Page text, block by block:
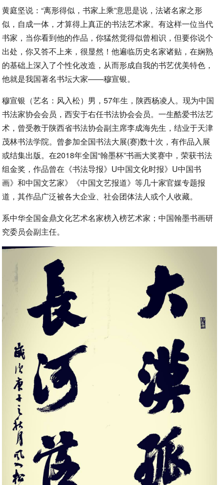
黄庭坚说：“离形得似，书家上乘”意思是说，法诸名家之形
似，自成一体，才算得上真正的书法艺术家。有这样一位当代
书家，当你看到他的作品，你猛然觉得似曾相识，但要你说个
出处，你又答不上来，很显然！他遍临历史名家诸贴，在娴熟
的基础上深入了个性化改造，从而形成自我的书艺优美特色，
他就是我国著名书坛大家——穆宣银。
穆宣银（艺名：风入松）男，57年生，陕西杨凌人。现为中国
书法家协会会员，西安于右任书法协会会员。一生酷爱书法艺
术，曾受教于陕西省书法协会副主席李成海先生，结业于天津
茂林书法学院。曾参加全国书法大展(赛)数十次，有作品入展
或结集出版。在2018年全国“翰墨杯”书画大奖赛中，荣获书法
组金奖，作品曾在《书法导报》U中国文化时报》U中国书
画》和中国文艺家》《中国文艺报道》等几十家官媒专题报
道，其作品广泛被各大企业、社会团体法人或个人收藏。
系中华全国金鼎文化艺术名家榜入榜艺术家；中国翰墨书画研
究委员会副主任。